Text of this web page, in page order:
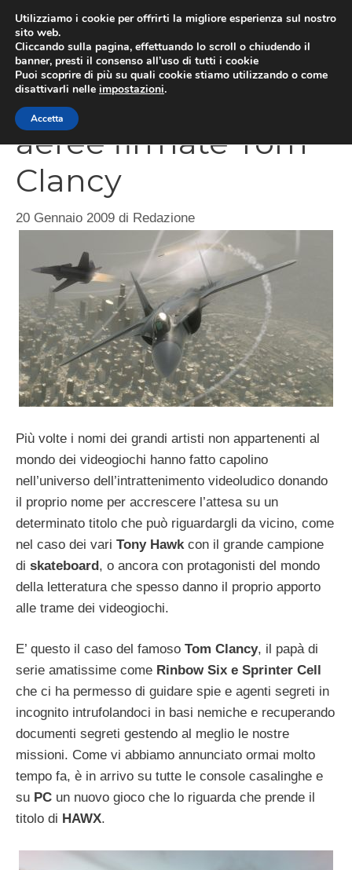
contenuto
HAWX, battaglie
aeree firmate Tom
Clancy
20 Gennaio 2009 di Redazione
Più volte i nomi dei grandi artisti non appartenenti al
mondo dei videogiochi hanno fatto capolino
nell’universo dell’intrattenimento videoludico donando
il proprio nome per accrescere l’attesa su un
determinato titolo che può riguardargli da vicino, come
nel caso dei vari Tony Hawk con il grande campione
di skateboard, o ancora con protagonisti del mondo
della letteratura che spesso danno il proprio apporto
alle trame dei videogiochi.
E’ questo il caso del famoso Tom Clancy, il papà di
serie amatissime come Rinbow Six e Sprinter Cell
che ci ha permesso di guidare spie e agenti segreti in
incognito intrufolandoci in basi nemiche e recuperando
documenti segreti gestendo al meglio le nostre
missioni. Come vi abbiamo annunciato ormai molto
tempo fa, è in arrivo su tutte le console casalinghe e
su PC un nuovo gioco che lo riguarda che prende il
titolo di HAWX.
Utilizziamo i cookie per offrirti la migliore esperienza sul nostro
sito web.
Cliccando sulla pagina, effettuando lo scroll o chiudendo il
banner, presti il consenso all’uso di tutti i cookie
Puoi scoprire di più su quali cookie stiamo utilizzando o come
disattivarli nelle impostazioni.
Accetta